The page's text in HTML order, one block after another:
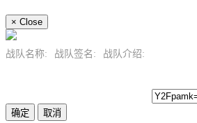
× Close
战队名称: 战队签名: 战队介绍: